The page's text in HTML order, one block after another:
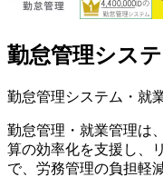
勤怠管理シス
勤怠管理システム・就
勤怠管理・就業管理は
算の効率化を支援し、
で、労務管理の負担軽